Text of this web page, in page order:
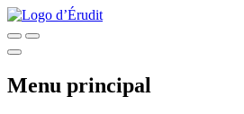
Menu principal